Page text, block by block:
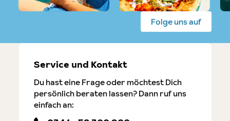
Folge uns auf
Service und Kontakt
Du hast eine Frage oder möchtest Dich
persönlich beraten lassen? Dann ruf uns
einfach an: